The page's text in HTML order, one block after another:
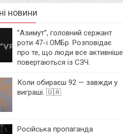
новини
⁨”Азимут”, головний сержант
роти 47-ї ОМБр. Розповідає
про те, що люди все активніше
повертаються із СЗЧ.
Коли обираєш 92 — завжди у
виграші. 🇺🇦
Російська пропаганда